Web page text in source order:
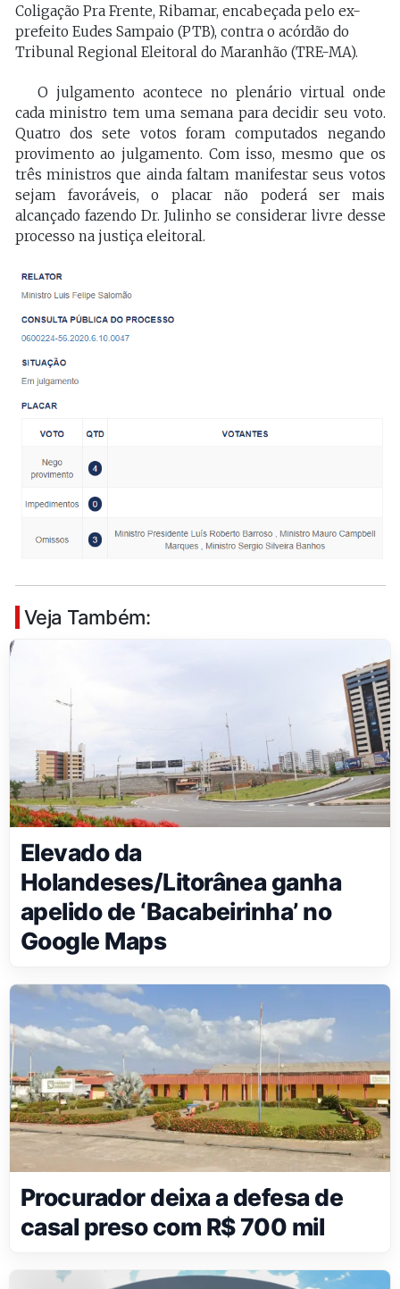
Coligação Pra Frente, Ribamar, encabeçada pelo ex-
prefeito Eudes Sampaio (PTB), contra o acórdão do
Tribunal Regional Eleitoral do Maranhão (TRE-MA).
O julgamento acontece no plenário virtual onde
cada ministro tem uma semana para decidir seu voto.
Quatro dos sete votos foram computados negando
provimento ao julgamento. Com isso, mesmo que os
três ministros que ainda faltam manifestar seus votos
sejam favoráveis, o placar não poderá ser mais
alcançado fazendo Dr. Julinho se considerar livre desse
processo na justiça eleitoral.
Veja Também:
Elevado da
Holandeses/Litorânea ganha
apelido de ‘Bacabeirinha’ no
Google Maps
Procurador deixa a defesa de
casal preso com R$ 700 mil